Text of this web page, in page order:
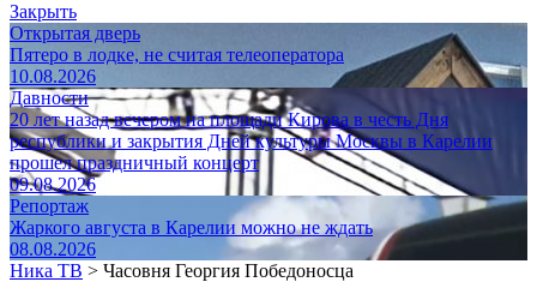
Закрыть
Открытая дверь
Пятеро в лодке, не считая телеоператора
10.08.2026
Давности
20 лет назад вечером на площади Кирова в честь Дня
республики и закрытия Дней культуры Москвы в Карелии
прошел праздничный концерт
09.08.2026
Репортаж
Жаркого августа в Карелии можно не ждать
08.08.2026
Ника ТВ > Часовня Георгия Победоносца